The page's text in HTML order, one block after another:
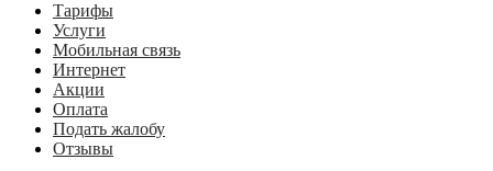
Тарифы
Услуги
Мобильная связь
Интернет
Акции
Оплата
Подать жалобу
Отзывы